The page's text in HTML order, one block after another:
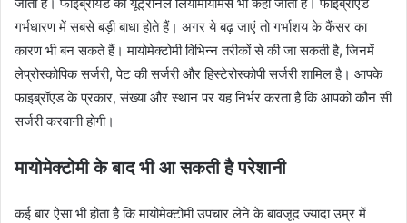
गर्भधारण में सबसे बड़ी बाधा होते हैं। अगर ये बढ़ जाएं तो गर्भाशय के कैंसर का
कारण भी बन सकते हैं। मायोमेक्टोमी विभिन्न तरीकों से की जा सकती है, जिनमें
लेप्रोस्कोपिक सर्जरी, पेट की सर्जरी और हिस्टेरोस्कोपी सर्जरी शामिल है। आपके
फाइब्रॉएड के प्रकार, संख्या और स्थान पर यह निर्भर करता है कि आपको कौन सी
सर्जरी करवानी होगी।
मायोमेक्टोमी के बाद भी आ सकती है परेशानी
कई बार ऐसा भी होता है कि मायोमेक्टोमी उपचार लेने के बावजूद ज्यादा उम्र में